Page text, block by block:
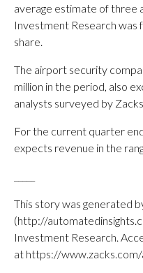
average estimate of three
Investment Research was
share.
The airport security
million in the period, also
analysts surveyed by
For the current quarter
expects revenue in the
This story was generated
(http://
Investment Research.
at https://